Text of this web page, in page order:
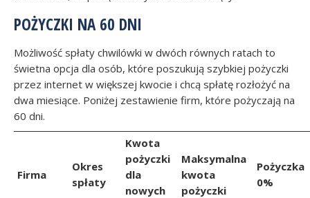
POŻYCZKI NA 60 DNI
Możliwość spłaty chwilówki w dwóch równych ratach to
świetna opcja dla osób, które poszukują szybkiej pożyczki
przez internet w większej kwocie i chcą spłatę rozłożyć na
dwa miesiące. Poniżej zestawienie firm, które pożyczają na
60 dni.
Firma
Okres
spłaty
Kwota
pożyczki
dla
nowych
Maksymalna
kwota
pożyczki
Pożyczka
0%